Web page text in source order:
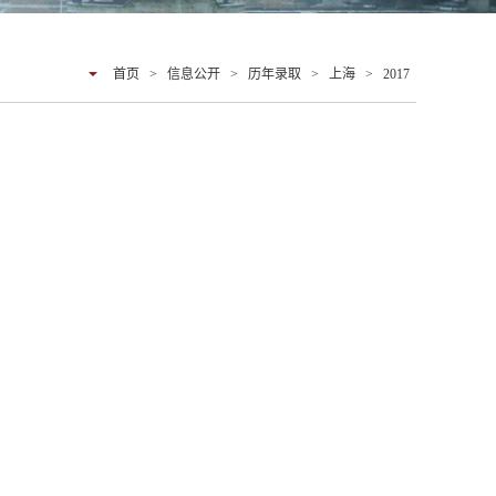
首页 > 信息公开 > 历年录取 > 上海 > 2017